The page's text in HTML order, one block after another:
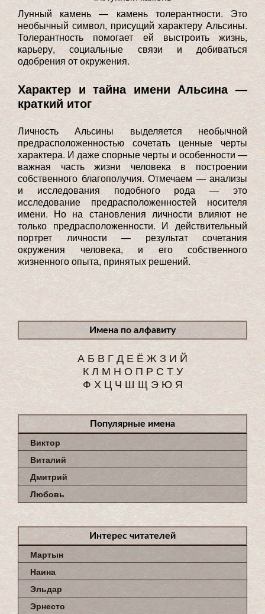
Лунный камень — камень толерантности. Это
необычный символ, присущий характеру Альсины.
Толерантность помогает ей выстроить жизнь,
карьеру, социальные связи и добиваться
одобрения от окружения.
Характер и тайна имени Альсина —
краткий итог
Личность Альсины выделяется необычной
предрасположенностью сочетать ценные черты
характера. И даже спорные черты и особенности —
важная часть жизни человека в построении
собственного благополучия. Отмечаем — анализы
и исследования подобного рода — это
исследование предрасположенностей носителя
имени. Но на становления личности влияют не
только предрасположенности. И действительный
портрет личности — результат сочетания
окружения человека, и его собственного
жизненного опыта, принятых решений.
Имена по алфавиту
А Б В ГД Е Ё Ж З И Й
К Л М Н О П Р С Т У
Ф Х Ц Ч Ш Щ Э Ю Я
Популярные имена
Виктор
Виталий
Дмитрий
Любовь
Интерес читателей
Мартын
Наина
Эльдар
Эрнесто